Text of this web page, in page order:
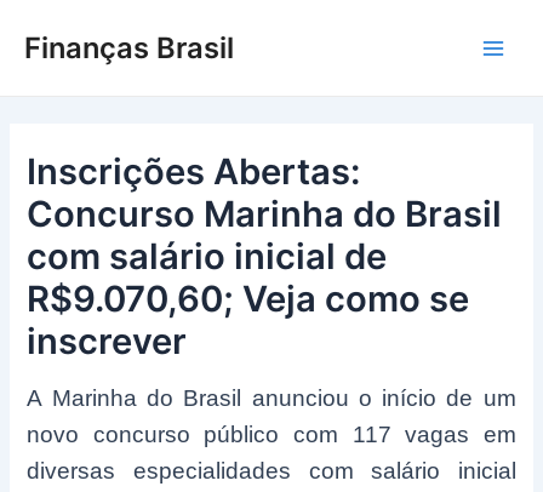
paraFinanças Brasil
Inscrições Abertas:
Concurso Marinha do Brasil
com salário inicial de
R$9.070,60; Veja como se
inscrever
A Marinha do Brasil anunciou o início de um
novo concurso público com 117 vagas em
diversas especialidades com salário inicial